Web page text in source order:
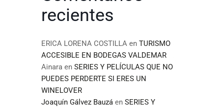
recientes
ERICA LORENA COSTILLA en TURISMO
ACCESIBLE EN BODEGAS VALDEMAR
Ainara en SERIES Y PELÍCULAS QUE NO
PUEDES PERDERTE SI ERES UN
WINELOVER
Joaquín Gálvez Bauzá en SERIES Y